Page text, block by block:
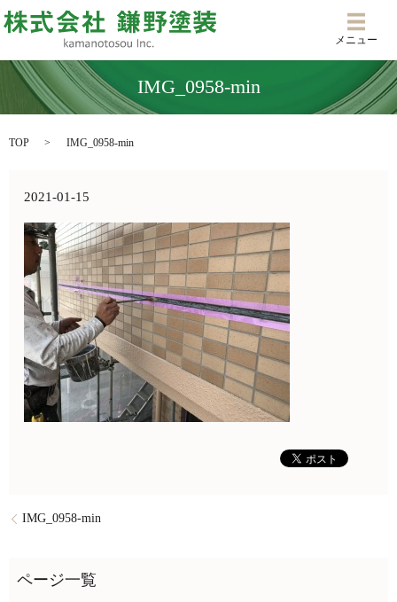
メニ
メニュー
IMG_0958-min
TOP IMG_0958-min
2021-01-15
IMG_0958-min